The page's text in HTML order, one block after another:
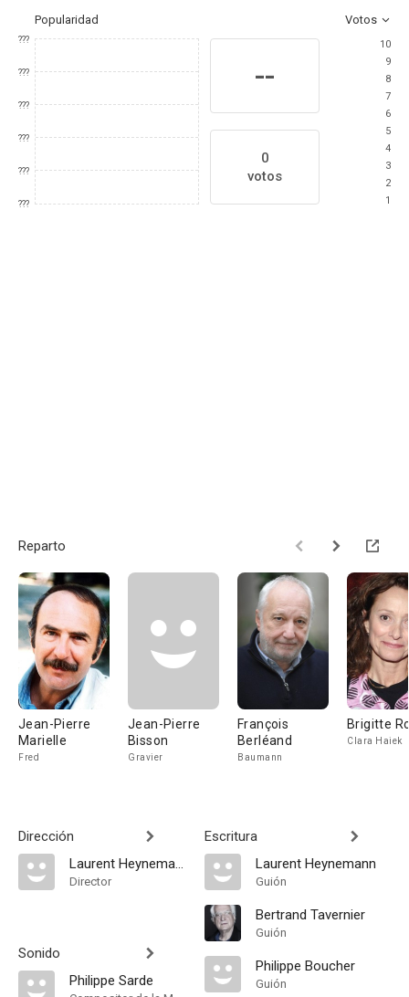
Popularidad Votos
???
???
???
???
???
???
--
0
votos
10
9
8
7
6
5
4
3
2
1
Reparto
Jean-Pierre
Marielle
Fred
Jean-Pierre
Bisson
Gravier
François
Berléand
Baumann
Brigitte
Clara Haiek
Dirección
Laurent Heynemann
Director
Sonido
Philippe Sarde
Escritura
Laurent Heynemann
Guión
Bertrand Tavernier
Guión
Philippe Boucher
Guión